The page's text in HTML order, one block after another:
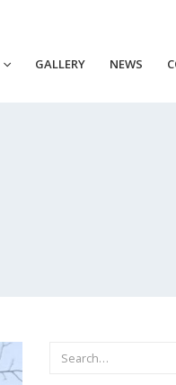
GALLERY NEWS